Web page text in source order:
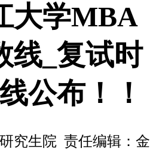
大学MBA
线_复试时
公布！！
究生院 责任编辑：金